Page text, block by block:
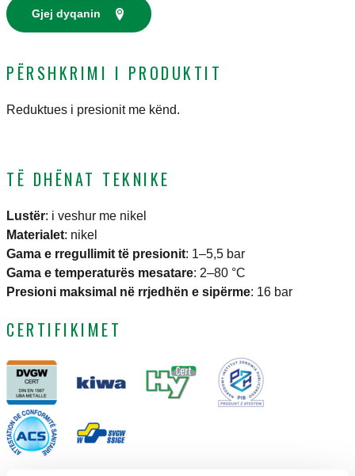
Gjej dyqanin
PËRSHKRIMI I PRODUKTIT
Reduktues i presionit me kënd.
TË DHËNAT TEKNIKE
Lustër: i veshur me nikel
Materialet: nikel
Gama e rregullimit të presionit: 1–5,5 bar
Gama e temperaturës mesatare: 2–80 °C
Presioni maksimal në rrjedhën e sipërme: 16 bar
CERTIFIKIMET